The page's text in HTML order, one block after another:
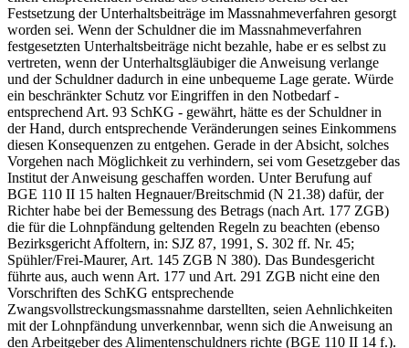
Festsetzung der Unterhaltsbeiträge im Massnahmeverfahren gesorgt
worden sei. Wenn der Schuldner die im Massnahmeverfahren
festgesetzten Unterhaltsbeiträge nicht bezahle, habe er es selbst zu
vertreten, wenn der Unterhaltsgläubiger die Anweisung verlange
und der Schuldner dadurch in eine unbequeme Lage gerate. Würde
ein beschränkter Schutz vor Eingriffen in den Notbedarf -
entsprechend Art. 93 SchKG - gewährt, hätte es der Schuldner in
der Hand, durch entsprechende Veränderungen seines Einkommens
diesen Konsequenzen zu entgehen. Gerade in der Absicht, solches
Vorgehen nach Möglichkeit zu verhindern, sei vom Gesetzgeber das
Institut der Anweisung geschaffen worden. Unter Berufung auf
BGE 110 II 15 halten Hegnauer/Breitschmid (N 21.38) dafür, der
Richter habe bei der Bemessung des Betrags (nach Art. 177 ZGB)
die für die Lohnpfändung geltenden Regeln zu beachten (ebenso
Bezirksgericht Affoltern, in: SJZ 87, 1991, S. 302 ff. Nr. 45;
Spühler/Frei-Maurer, Art. 145 ZGB N 380). Das Bundesgericht
führte aus, auch wenn Art. 177 und Art. 291 ZGB nicht eine den
Vorschriften des SchKG entsprechende
Zwangsvollstreckungsmassnahme darstellten, seien Aehnlichkeiten
mit der Lohnpfändung unverkennbar, wenn sich die Anweisung an
den Arbeitgeber des Alimentenschuldners richte (BGE 110 II 14 f.).